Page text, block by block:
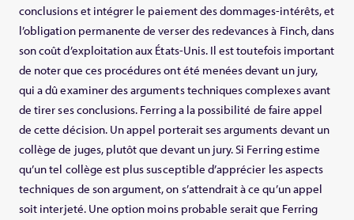
conclusions et intégrer le paiement des dommages-intérêts, et
l’obligation permanente de verser des redevances à Finch, dans
son coût d’exploitation aux États-Unis. Il est toutefois important
de noter que ces procédures ont été menées devant un jury,
qui a dû examiner des arguments techniques complexes avant
de tirer ses conclusions. Ferring a la possibilité de faire appel
de cette décision. Un appel porterait ses arguments devant un
collège de juges, plutôt que devant un jury. Si Ferring estime
qu’un tel collège est plus susceptible d’apprécier les aspects
techniques de son argument, on s’attendrait à ce qu’un appel
soit interjeté. Une option moins probable serait que Ferring